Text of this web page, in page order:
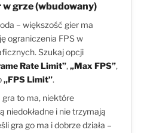
grze (wbudowany)
– większość gier ma
ograniczenia FPS w
Szukaj opcji
Rate Limit”, „Max FPS”,
„FPS Limit”.
gra to ma, niektóre
niedokładne i nie trzymają
gra go ma i dobrze działa –